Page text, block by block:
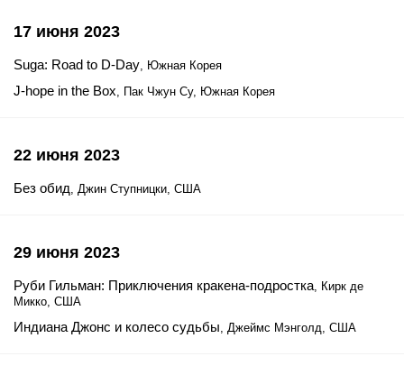
17 июня 2023
Suga: Road to D-Day, Южная Корея
J-hope in the Box, Пак Чжун Су, Южная Корея
22 июня 2023
Без обид, Джин Ступницки, США
29 июня 2023
Руби Гильман: Приключения кракена-подростка, Кирк де
Микко, США
Индиана Джонс и колесо судьбы, Джеймс Мэнголд, США